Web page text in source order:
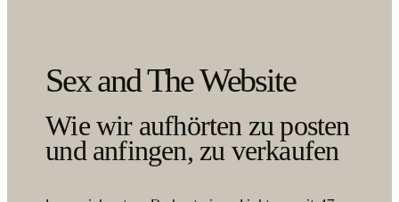
Sex and The Website
Wie wir aufhörten zu posten
und anfingen, zu verkaufen